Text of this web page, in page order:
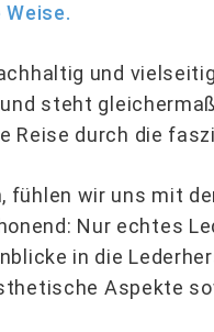
und
steht
Reise durch die
fühlen wir uns mit
Nur echtes
in die
Aspekte